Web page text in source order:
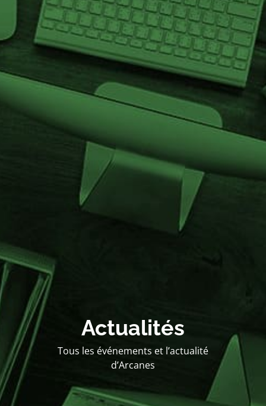
Actualités
Tous les événements et l’actualité
d’Arcanes